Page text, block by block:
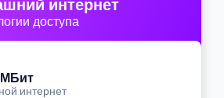
интернет
доступа
МБит
интернет